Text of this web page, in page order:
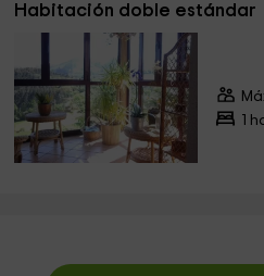
Habitación doble estándar
1